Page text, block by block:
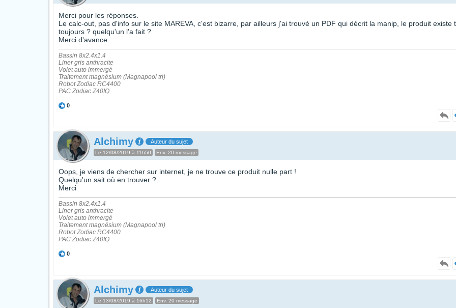
Merci pour les réponses.
Le calc-out, pas d'info sur le site MAREVA, c'est bizarre, par ailleurs j'ai trouvé un PDF qui décrit la manip, le produit existe
toujours ? quelqu'un l'a fait ?
Merci d'avance.
Bassin 8x2.4x1.4
Liner gris anthracite
Volet auto immergé
Traitement magnésium (Magnapool tri)
Robot Zodiac RC4400
PAC Zodiac Z40IQ
0
Alchimy Auteur du sujet
Le 12/08/2019 à 11h50 Env. 20 message
Oops, je viens de chercher sur internet, je ne trouve ce produit nulle part !
Quelqu'un sait où en trouver ?
Merci
Bassin 8x2.4x1.4
Liner gris anthracite
Volet auto immergé
Traitement magnésium (Magnapool tri)
Robot Zodiac RC4400
PAC Zodiac Z40IQ
0
Alchimy Auteur du sujet
Le 13/08/2019 à 16h12 Env. 20 message